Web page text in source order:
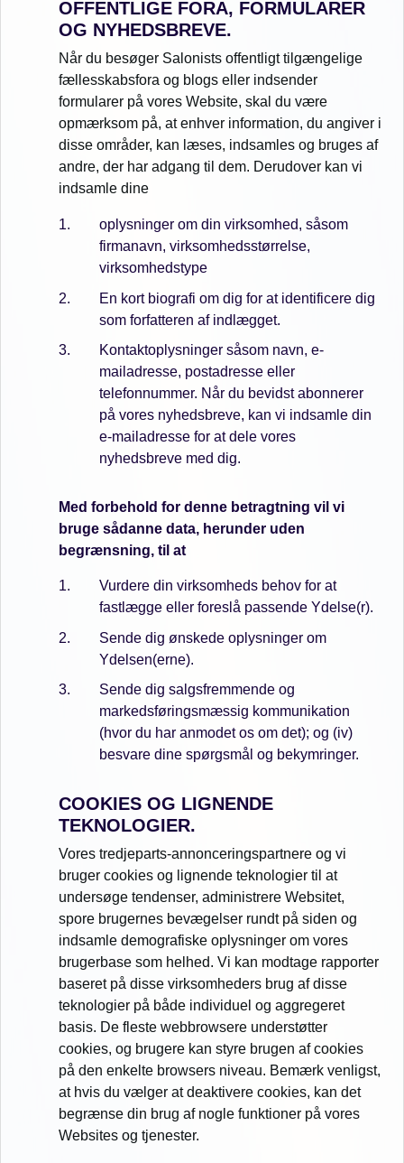
OFFENTLIGE FORA, FORMULARER
OG NYHEDSBREVE.
Når du besøger Salonists offentligt tilgængelige
fællesskabsfora og blogs eller indsender
formularer på vores Website, skal du være
opmærksom på, at enhver information, du angiver i
disse områder, kan læses, indsamles og bruges af
andre, der har adgang til dem. Derudover kan vi
indsamle dine
oplysninger om din virksomhed, såsom
firmanavn, virksomhedsstørrelse,
virksomhedstype
En kort biografi om dig for at identificere dig
som forfatteren af indlægget.
Kontaktoplysninger såsom navn, e-
mailadresse, postadresse eller
telefonnummer. Når du bevidst abonnerer
på vores nyhedsbreve, kan vi indsamle din
e-mailadresse for at dele vores
nyhedsbreve med dig.
Med forbehold for denne betragtning vil vi
bruge sådanne data, herunder uden
begrænsning, til at
Vurdere din virksomheds behov for at
fastlægge eller foreslå passende Ydelse(r).
Sende dig ønskede oplysninger om
Ydelsen(erne).
Sende dig salgsfremmende og
markedsføringsmæssig kommunikation
(hvor du har anmodet os om det); og (iv)
besvare dine spørgsmål og bekymringer.
COOKIES OG LIGNENDE
TEKNOLOGIER.
Vores tredjeparts-annonceringspartnere og vi
bruger cookies og lignende teknologier til at
undersøge tendenser, administrere Websitet,
spore brugernes bevægelser rundt på siden og
indsamle demografiske oplysninger om vores
brugerbase som helhed. Vi kan modtage rapporter
baseret på disse virksomheders brug af disse
teknologier på både individuel og aggregeret
basis. De fleste webbrowsere understøtter
cookies, og brugere kan styre brugen af cookies
på den enkelte browsers niveau. Bemærk venligst,
at hvis du vælger at deaktivere cookies, kan det
begrænse din brug af nogle funktioner på vores
Websites og tjenester.